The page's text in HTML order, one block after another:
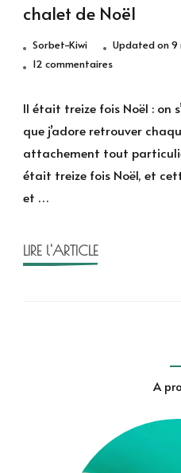
chalet de Noël
Sorbet-Kiwi Updated on9
12 commentairessur
était
fois
Noël
–
Il était treize fois Noël : on
que j’adore retrouver
attachement tout
était treize fois Noël, et
et …
LIRE l'ARTICLE
A